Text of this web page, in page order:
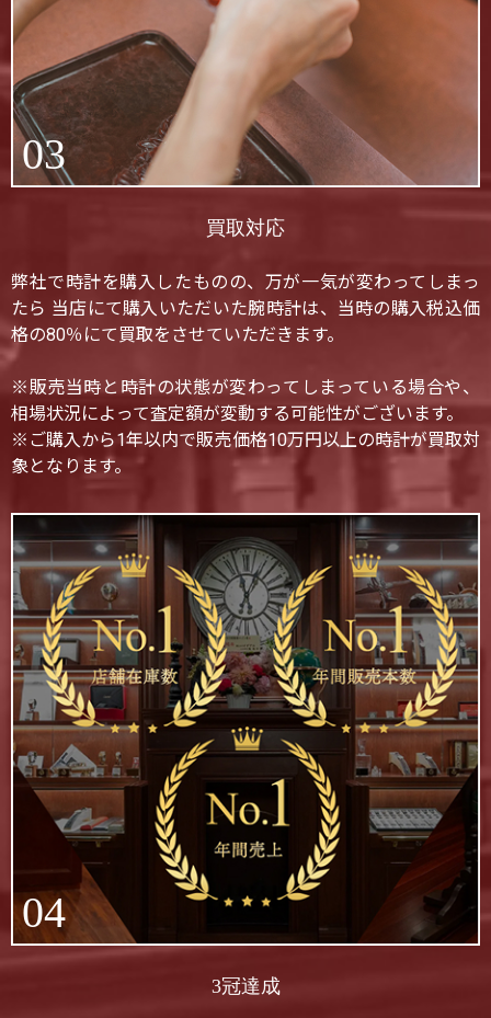
03
買取対応
弊社で時計を購入したものの、万が一気が変わってしまっ
たら 当店にて購入いただいた腕時計は、当時の購入税込価
格の80％にて買取をさせていただきます。
※販売当時と時計の状態が変わってしまっている場合や、
相場状況によって査定額が変動する可能性がございます。
※ご購入から1年以内で販売価格10万円以上の時計が買取対
象となります。
04
3冠達成